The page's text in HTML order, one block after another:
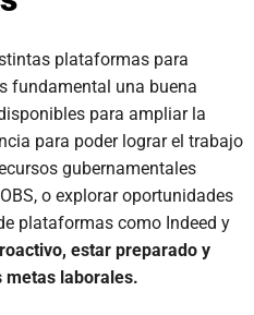
plataformas para
fundamental una buena
para ampliar la
para poder lograr el trabajo
gubernamentales
o explorar oportunidades
plataformas como Indeed y
estar preparado y
metas laborales.